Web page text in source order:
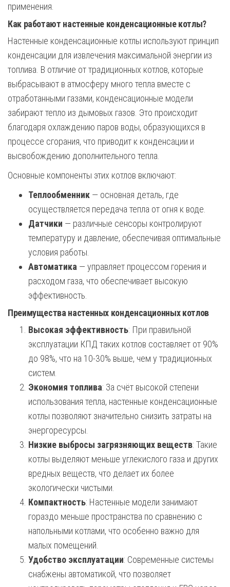
применения.
Как работают настенные конденсационные котлы?
Настенные конденсационные котлы используют принцип
конденсации для извлечения максимальной энергии из
топлива. В отличие от традиционных котлов, которые
выбрасывают в атмосферу много тепла вместе с
отработанными газами, конденсационные модели
забирают тепло из дымовых газов. Это происходит
благодаря охлаждению паров воды, образующихся в
процессе сгорания, что приводит к конденсации и
высвобождению дополнительного тепла.
Основные компоненты этих котлов включают:
Теплообменник — основная деталь, где
осуществляется передача тепла от огня к воде.
Датчики — различные сенсоры контролируют
температуру и давление, обеспечивая оптимальные
условия работы.
Автоматика — управляет процессом горения и
расходом газа, что обеспечивает высокую
эффективность.
Преимущества настенных конденсационных котлов
Высокая эффективность: При правильной
эксплуатации КПД таких котлов составляет от 90%
до 98%, что на 10-30% выше, чем у традиционных
систем.
Экономия топлива: За счёт высокой степени
использования тепла, настенные конденсационные
котлы позволяют значительно снизить затраты на
энергоресурсы.
Низкие выбросы загрязняющих веществ: Такие
котлы выделяют меньше углекислого газа и других
вредных веществ, что делает их более
экологически чистыми.
Компактность: Настенные модели занимают
гораздо меньше пространства по сравнению с
напольными котлами, что особенно важно для
малых помещений.
Удобство эксплуатации: Современные системы
снабжены автоматикой, что позволяет